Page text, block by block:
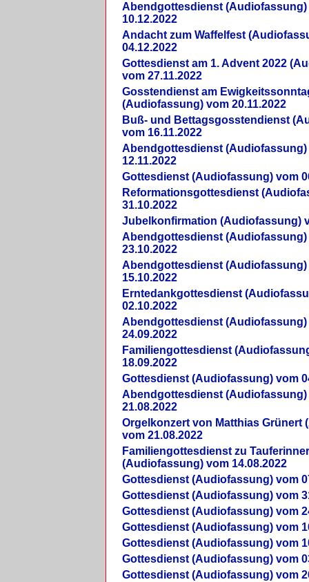
Abendgottesdienst (Audiofassung)
10.12.2022
Andacht zum Waffelfest
04.12.2022
Gottesdienst am 1. Advent 2022
vom 27.11.2022
Gosstendienst am
(Audiofassung) vom 20.11.2022
Buß- und Bettagsgosstendienst
vom 16.11.2022
Abendgottesdienst (Audiofassung)
12.11.2022
Gottesdienst (Audiofassung) vom
Reformationsgottesdienst
31.10.2022
Jubelkonfirmation (Audiofassung)
Abendgottesdienst (Audiofassung)
23.10.2022
Abendgottesdienst (Audiofassung)
15.10.2022
Erntedankgottesdienst
02.10.2022
Abendgottesdienst (Audiofassung)
24.09.2022
Familiengottesdienst
18.09.2022
Gottesdienst (Audiofassung) vom
Abendgottesdienst (Audiofassung)
21.08.2022
Orgelkonzert von Matthias Grünert
vom 21.08.2022
Familiengottesdienst zu
(Audiofassung) vom 14.08.2022
Gottesdienst (Audiofassung) vom
Gottesdienst (Audiofassung) vom
Gottesdienst (Audiofassung) vom
Gottesdienst (Audiofassung) vom
Gottesdienst (Audiofassung) vom
Gottesdienst (Audiofassung) vom
Gottesdienst (Audiofassung) vom